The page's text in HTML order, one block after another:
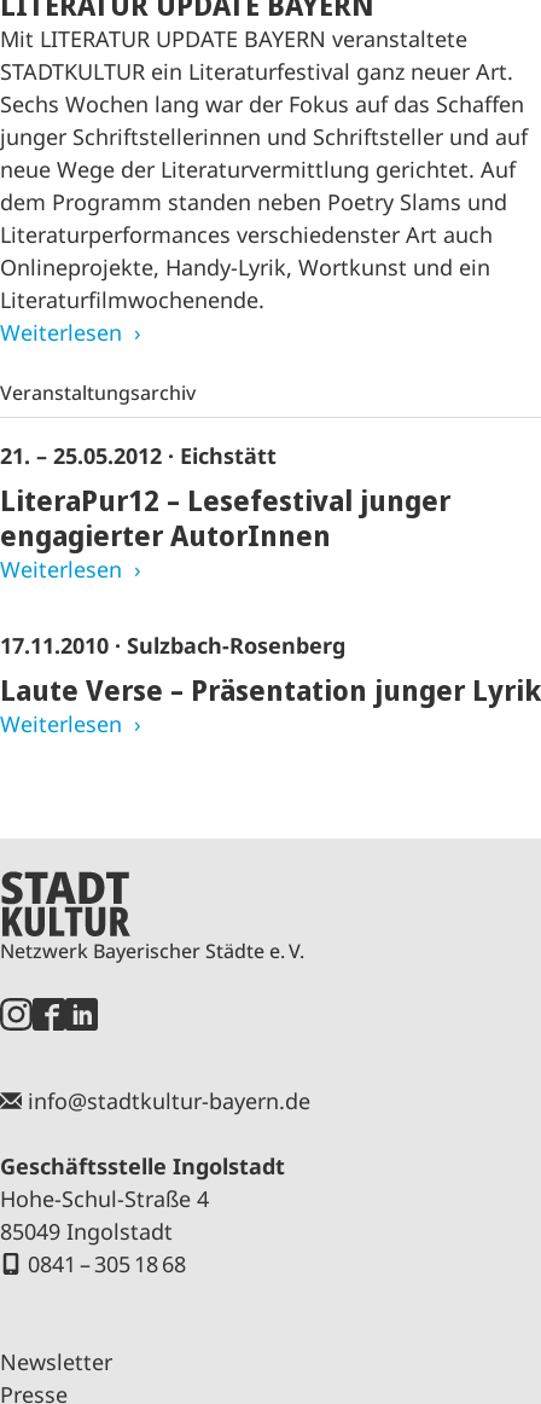
Mit LITERATUR UPDATE BAYERN veranstaltete
STADTKULTUR ein Literaturfestival ganz neuer Art.
Sechs Wochen lang war der Fokus auf das Schaffen
junger Schriftstellerinnen und Schriftsteller und auf
neue Wege der Literaturvermittlung gerichtet. Auf
dem Programm standen neben Poetry Slams und
Literaturperformances verschiedenster Art auch
Onlineprojekte, Handy-Lyrik, Wortkunst und ein
Literaturfilmwochenende.
Weiterlesen
Veranstaltungsarchiv
21. – 25.05.2012 · Eichstätt
LiteraPur12 – Lesefestival junger
engagierter AutorInnen
Weiterlesen
17.11.2010 · Sulzbach-Rosenberg
Laute Verse – Präsentation junger Lyrik
Weiterlesen
Netzwerk Bayerischer Städte e. V.
info@stadtkultur-bayern.de
Geschäftsstelle Ingolstadt
Hohe-Schul-Straße 4
85049 Ingolstadt
0841 – 305 18 68
Newsletter
Presse